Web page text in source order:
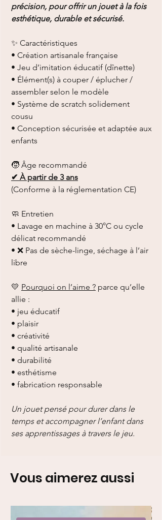
précision, pour offrir un jouet à la fois
esthétique, durable et sécurisé.
✨ Caractéristiques
• Création artisanale française
• Jeu d’imitation éducatif (dînette)
• Élément(s) à couper / éplucher /
assembler selon le modèle
• Système de scratch solidement
cousu
• Conception sécurisée et adaptée aux
enfants
🧒 Âge recommandé
✔ À partir de 3 ans
(Conforme à la réglementation CE)
🧼 Entretien
• Lavage en machine à 30°C ou cycle
délicat recommandé
• ❌ Pas de sèche-linge, séchage à l’air
libre
💛 Pourquoi on l’aime ? parce qu’elle
allie :
• jeu éducatif
• plaisir
• créativité
• qualité artisanale
• durabilité
• esthétisme
• fabrication responsable
Un jouet pensé pour durer dans le
temps et accompagner l’enfant dans
ses apprentissages à travers le jeu.
Vous aimerez aussi